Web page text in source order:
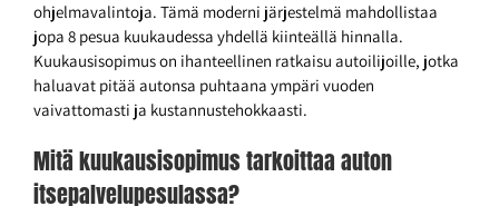
ohjelmavalintoja. Tämä moderni järjestelmä mahdollistaa
jopa 8 pesua kuukaudessa yhdellä kiinteällä hinnalla.
Kuukausisopimus on ihanteellinen ratkaisu autoilijoille, jotka
haluavat pitää autonsa puhtaana ympäri vuoden
vaivattomasti ja kustannustehokkaasti.
Mitä kuukausisopimus tarkoittaa auton
itsepalvelupesulassa?